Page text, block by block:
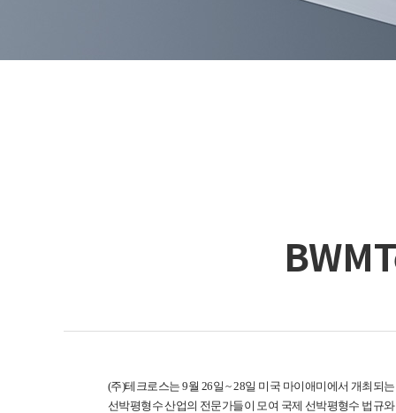
(주)테크로스는 9월 26일 ~ 28일 미국 마이애미에서 개최되
선박평형수 산업의 전문가들이 모여 국제 선박평형수 법규